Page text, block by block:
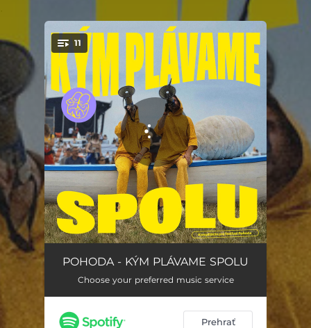
You're all set!
11
Teaser 03:53
Ja chcem kričať 02:16
Ferrari Víkend 03:42
POHODA - KÝM PLÁVAME SPOLU
Choose your preferred music service
Prehrať